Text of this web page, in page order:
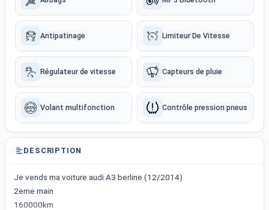
Antipatinage Limiteur De Vitesse
Régulateur de vitesse Capteurs de pluie
Volant multifonction Contrôle pression pneus
DESCRIPTION
Je vends ma voiture audi A3 berline (12/2014)
2eme main
160000km